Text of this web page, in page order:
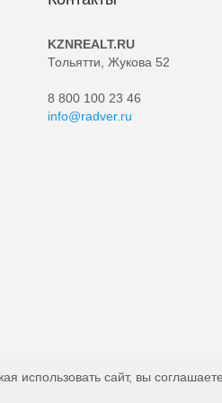
KZNREALT.RU
Тольятти, Жукова 52
8 800 100 23 46
info@radver.ru
использовать сайт, вы